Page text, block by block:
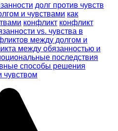
долг против чувств
и чувствами как
конфликт конфликт
vs. чувства в
между долгом и
между обязанностью и
последствия
способы решения
чувством